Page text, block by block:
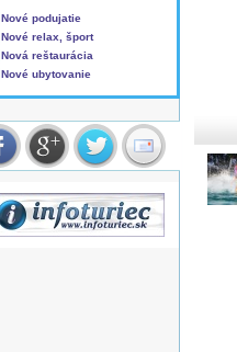
Nové podujatie
Nové relax, šport
Nová reštaurácia
Nové ubytovanie